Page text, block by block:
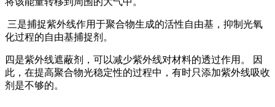
三是捕捉紫外线作用于聚合物生成的活性自由基，抑制光氧
化过程的自由基捕捉剂。
四是紫外线遮蔽剂，可以减少紫外线对材料的透过作用。 因
此，在提高聚合物光稳定性的过程中，有时只添加紫外线吸收
剂是不够的。